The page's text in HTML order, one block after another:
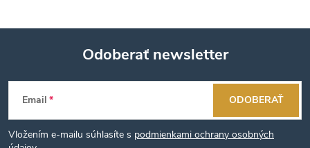
Z
á
Odoberať newsletter
Email
Vložením e-mailu súhlasíte s podmienkami ochrany osobných
ODOBERAŤ